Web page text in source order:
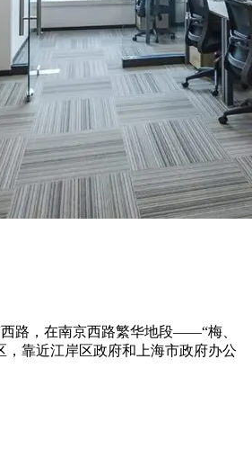
路，在南京西路繁华地段——“梅、
，靠近江岸区政府和上海市政府办公